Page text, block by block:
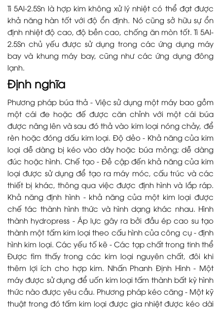
Ti 5Al-2.5Sn là hợp kim không xử lý nhiệt có thể đạt được
khả năng hàn tốt với độ ổn định. Nó cũng sở hữu sự ổn
định nhiệt độ cao, độ bền cao, chống ăn mòn tốt. Ti 5Al-
2.5Sn chủ yếu được sử dụng trong các ứng dụng máy
bay và khung máy bay, cũng như các ứng dụng đông
lạnh.
Định nghĩa
Phương pháp búa thả - Việc sử dụng một máy bao gồm
một cái đe hoặc đế được căn chỉnh với một cái búa
được nâng lên và sau đó thả vào kim loại nóng chảy, để
rèn hoặc đóng dấu kim loại. Độ dẻo - Khả năng của kim
loại dễ dàng bị kéo vào dây hoặc búa mỏng; dễ dàng
đúc hoặc hình. Chế tạo - Đề cập đến khả năng của kim
loại được sử dụng để tạo ra máy móc, cấu trúc và các
thiết bị khác, thông qua việc được định hình và lắp ráp.
Khả năng định hình - khả năng của một kim loại được
chế tác thành hình thức và hình dạng khác nhau. Hình
thành hydropress - Áp lực gây ra bởi đầu ép cao su tạo
thành một tấm kim loại theo cấu hình của công cụ - định
hình kim loại. Các yếu tố kẽ - Các tạp chất trong tinh thể
Được tìm thấy trong các kim loại nguyên chất, đôi khi
thêm lợi ích cho hợp kim. Nhấn Phanh Định Hình - Một
máy được sử dụng để uốn kim loại tấm thành bất kỳ hình
thức nào được yêu cầu. Phương pháp kéo căng - Một kỹ
thuật trong đó tấm kim loại được gia nhiệt được kéo dài